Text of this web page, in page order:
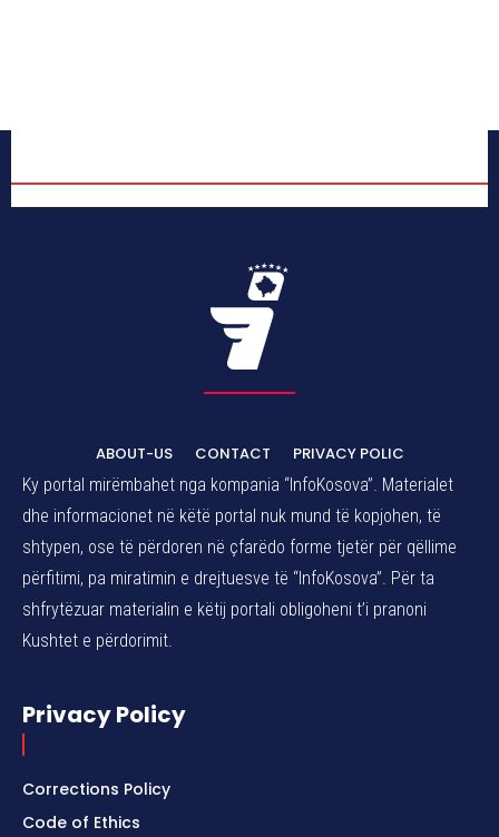
ABOUT-US CONTACT
PRIVACY POLIC
Ky portal mirëmbahet nga kompania “InfoKosova”. Materialet
dhe informacionet në këtë portal nuk mund të kopjohen, të
shtypen, ose të përdoren në çfarëdo forme tjetër për qëllime
përfitimi, pa miratimin e drejtuesve të “InfoKosova”. Për ta
shfrytëzuar materialin e këtij portali obligoheni t’i pranoni
Kushtet e përdorimit.
Privacy Policy
Corrections Policy
Code of Ethics